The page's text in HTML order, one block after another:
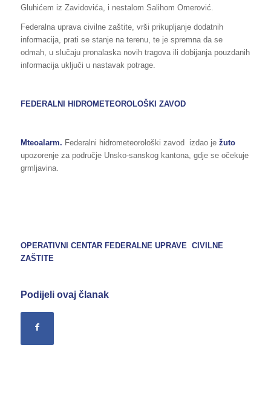
Gluhićem iz Zavidovića, i nestalom Salihom Omerović.
Federalna uprava civilne zaštite, vrši prikupljanje dodatnih
informacija, prati se stanje na terenu, te je spremna da se
odmah, u slučaju pronalaska novih tragova ili dobijanja pouzdanih
informacija uključi u nastavak potrage.
FEDERALNI HIDROMETEOROLOŠKI ZAVOD
Mteoalarm. Federalni hidrometeorološki zavod izdao je žuto
upozorenje za područje Unsko-sanskog kantona, gdje se očekuje
grmljavina.
OPERATIVNI CENTAR FEDERALNE UPRAVE CIVILNE
ZAŠTITE
Podijeli ovaj članak